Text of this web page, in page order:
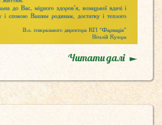
Читати далі